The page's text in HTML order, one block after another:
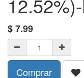
$7.99
Comprar